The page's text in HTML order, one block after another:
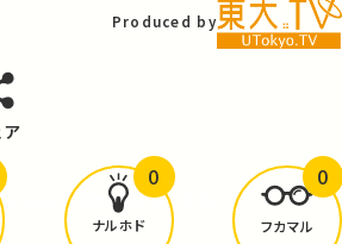
Produced by
ア
どんな学びがありましたか？
ナルホド
0
フカマル
0